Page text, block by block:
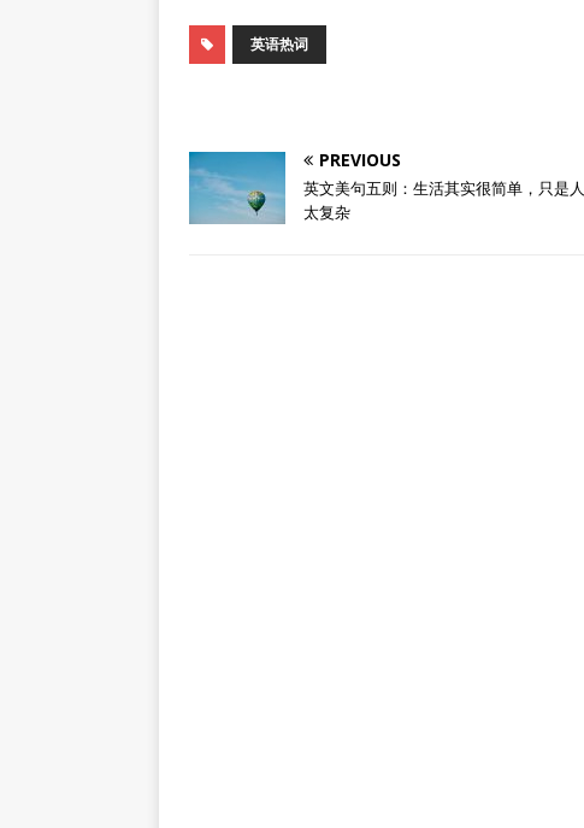
英语热词
PREVIOUS
英文美句五则：生活其实很简单，只是人
太复杂